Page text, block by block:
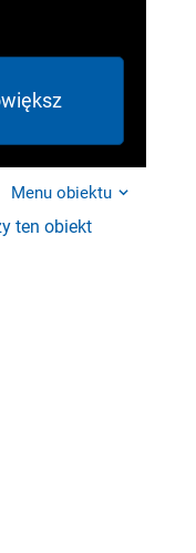
Menu obiektu
ten obiekt